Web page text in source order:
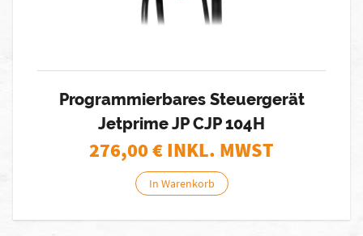
Programmierbares Steuergerät
Jetprime JP CJP 104H
276,00€ INKL. MWST
In Warenkorb